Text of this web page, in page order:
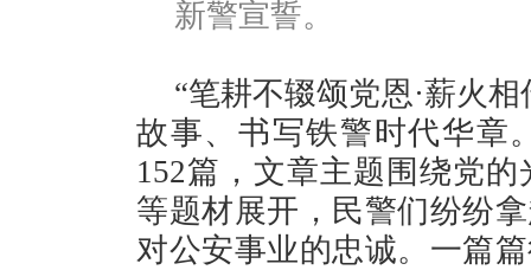
新警宣誓。
“笔耕不辍颂党恩·薪火
故事、书写铁警时代华章
152篇，文章主题围绕党
等题材展开，民警们纷纷
对公安事业的忠诚。一篇